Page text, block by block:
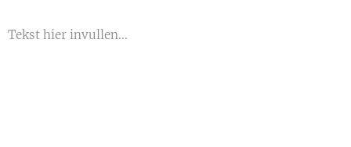
Tekst hier invullen...